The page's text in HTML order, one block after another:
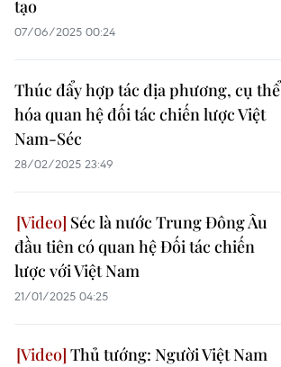
tạo
07/06/2025 00:24
Thúc đẩy hợp tác địa phương, cụ thể
hóa quan hệ đối tác chiến lược Việt
Nam-Séc
28/02/2025 23:49
Séc là nước Trung Đông Âu
đầu tiên có quan hệ Đối tác chiến
lược với Việt Nam
21/01/2025 04:25
Thủ tướng: Người Việt Nam